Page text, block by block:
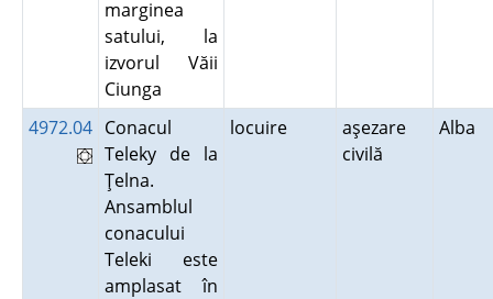
marginea
satului, la
izvorul Văii
Ciunga
4972.04 Conacul
Teleky de la
Ţelna.
Ansamblul
conacului
Teleki este
amplasat în
locuire
aşezare
civilă
Alba